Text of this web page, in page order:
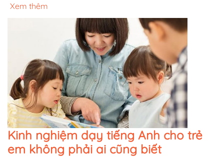
Xem thêm
Kinh nghiệm dạy tiếng Anh cho trẻ
em không phải ai cũng biết